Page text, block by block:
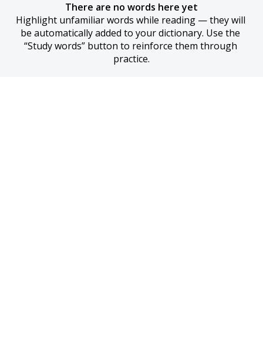
There are no words here yet
Highlight unfamiliar words while reading — they will
be automatically added to your dictionary. Use the
“Study words” button to reinforce them through
practice.